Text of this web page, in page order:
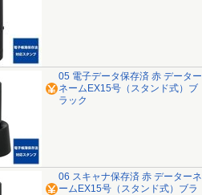
05 電子データ保存済 赤 データー
ネームEX15号（スタンド式）ブ
ラック
06 スキャナ保存済 赤 データーネ
ームEX15号（スタンド式）ブラ